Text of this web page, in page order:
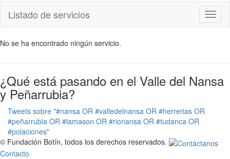
Listado de servicios
No se ha encontrado ningún servicio.
¿Qué está pasando en el Valle del Nansa
y Peñarrubia?
Tweets sobre "#nansa OR #valledelnansa OR #herrerias OR
#peñarrubia OR #lamason OR #rionansa OR #tudanca OR
#polaciones"
© Fundación Botín, todos los derechos reservados.
Contacto